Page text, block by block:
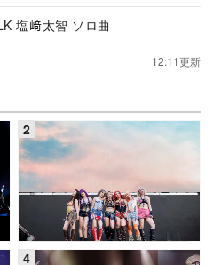
塩﨑太智 ソロ曲
12:11更新